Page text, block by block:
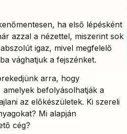
ha első lépésként
azzal a nézettel, miszerint sok
igaz, mivel megfelelő
vághatjuk a fejszénket.
arra, hogy
befolyásolhatják a
az előkészületek. Ki szereli
Mi alapján
cég?